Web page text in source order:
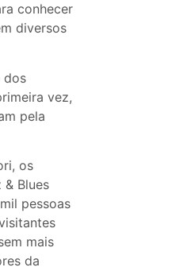
conhecer
diversos
dos
vez,
pela
os
Blues
pessoas
mais
da